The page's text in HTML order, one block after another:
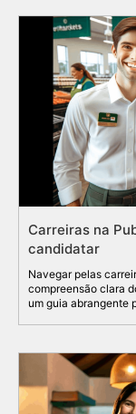
Carreiras na
candidatar
Navegar pelas
compreensão clara
um guia abrangente